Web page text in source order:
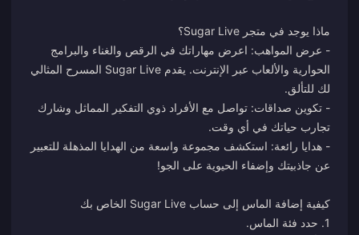
- عرض المواهب: اعرض مهاراتك في الرقص والغناء والبرامج
الحوارية والألعاب عبر الإنترنت. يقدم Sugar Live المسرح المثالي
- تكوين صداقات: تواصل مع الأفراد ذوي التفكير المماثل وشارك
- هدايا رائعة: استكشف مجموعة واسعة من الهدايا المذهلة للتعبير